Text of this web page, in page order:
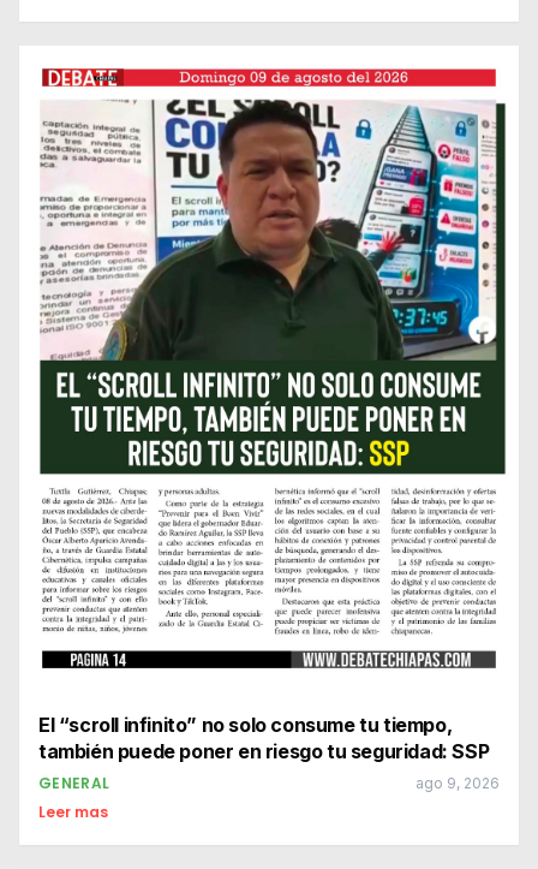
El “scroll infinito” no solo consume tu tiempo,
también puede poner en riesgo tu seguridad: SSP
GENERAL ago 9, 2026
Leer mas